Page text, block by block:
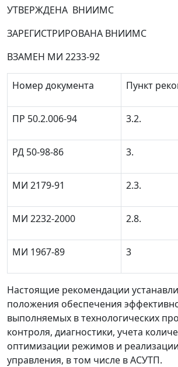
УТВЕРЖДЕНА ВНИИМС
ЗАРЕГИСТРИРОВАНА ВНИИМС
ВЗАМЕН МИ 2233-92
Номер документа Пункт
ПР 50.2.006-94 3.2.
РД 50-98-86 3.
МИ 2179-91 2.3.
МИ 2232-2000 2.8.
МИ 1967-89 3
Настоящие рекомендации
положения обеспечения
выполняемых в технологических
контроля, диагностики, учета
оптимизации режимов и
управления, в том числе в АСУТП.